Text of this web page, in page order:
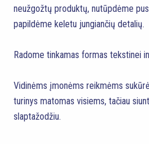
neužgožtų produktų, nutūpdėme
papildėme keletu jungiančių detalių.
Radome tinkamas formas tekstinei
Vidinėms įmonėms reikmėms
turinys matomas visiems, tačiau
slaptažodžiu.